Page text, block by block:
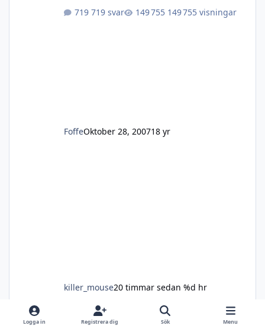
är även öppen för övriga diskutioner om
719 svar 149 755 visningar
FoffeOktober 28, 200718 yr
killer_mouse20 timmar sedan %d hr
Laddverktyg lite udda
Laddverktyg lite udda
Logga in Registrera dig Sök Menu